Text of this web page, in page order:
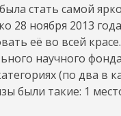
стать самой
28 ноября 2013
её во всей
научного
(по два в
были такие: 1